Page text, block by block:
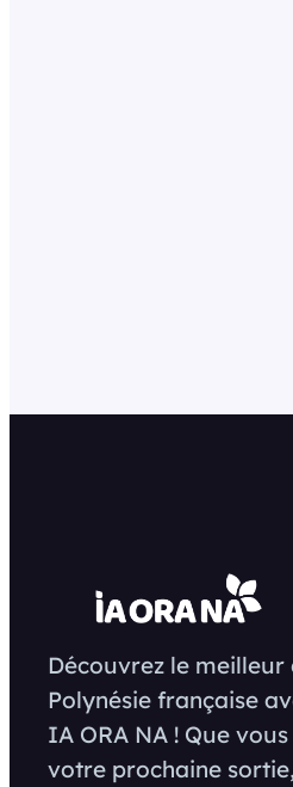
Découvrez le meilleur
Polynésie française
IA ORA NA ! Que
votre prochaine